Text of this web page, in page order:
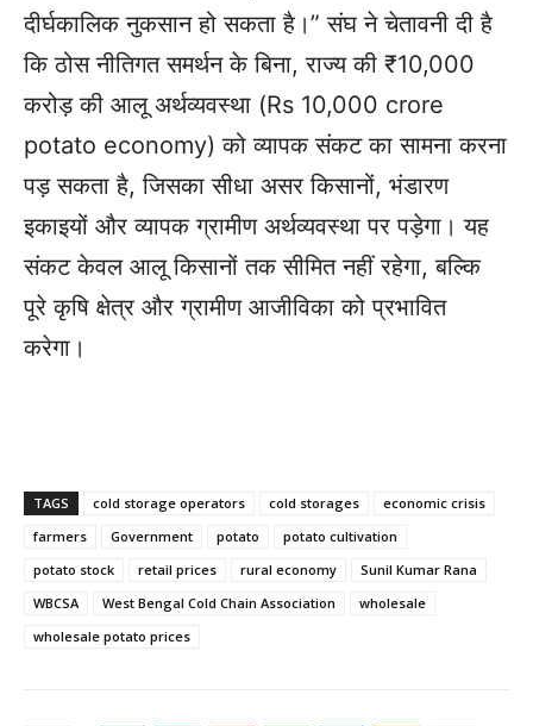
दीर्घकालिक नुकसान हो सकता है।” संघ ने चेतावनी दी है
कि ठोस नीतिगत समर्थन के बिना, राज्य की ₹10,000
करोड़ की आलू अर्थव्यवस्था (Rs 10,000 crore
potato economy) को व्यापक संकट का सामना करना
पड़ सकता है, जिसका सीधा असर किसानों, भंडारण
इकाइयों और व्यापक ग्रामीण अर्थव्यवस्था पर पड़ेगा। यह
संकट केवल आलू किसानों तक सीमित नहीं रहेगा, बल्कि
पूरे कृषि क्षेत्र और ग्रामीण आजीविका को प्रभावित
करेगा।
TAGS cold storage operators cold storages
economic crisis
farmers
Government potato
potato cultivation
potato stock
retail prices rural economy
Sunil Kumar Rana
WBCSA
West Bengal Cold Chain Association
wholesale
wholesale potato prices